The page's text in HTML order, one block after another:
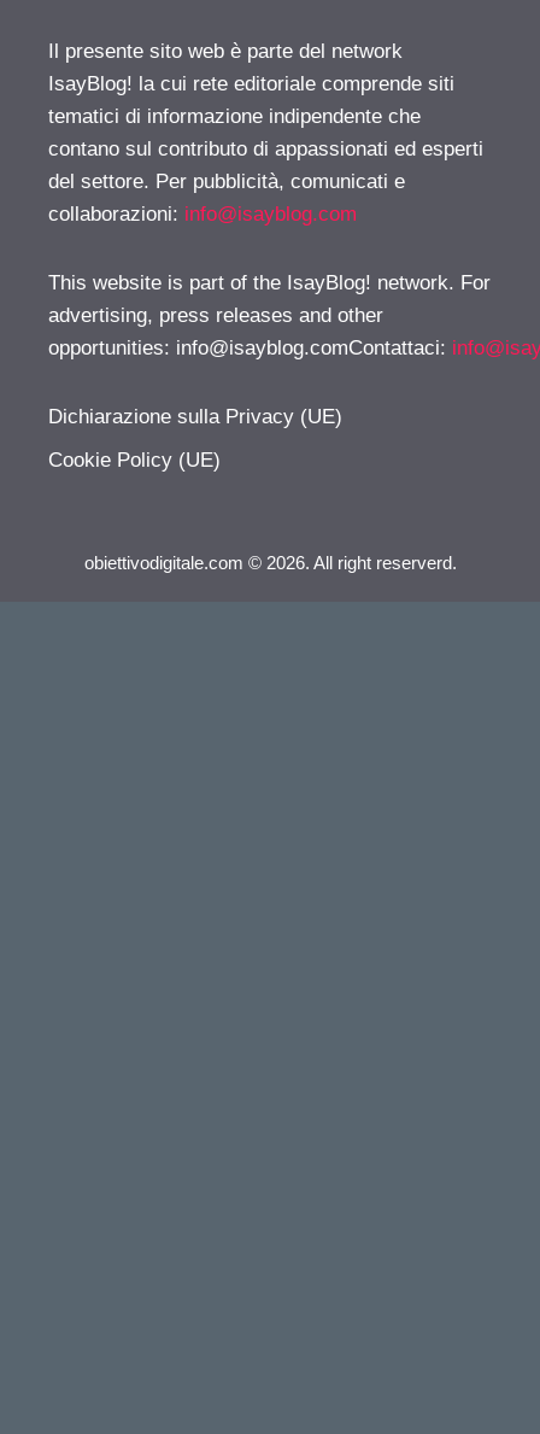
Il presente sito web è parte del network
IsayBlog! la cui rete editoriale comprende siti
tematici di informazione indipendente che
contano sul contributo di appassionati ed esperti
del settore. Per pubblicità, comunicati e
collaborazioni: info@isayblog.com
This website is part of the IsayBlog! network. For
advertising, press releases and other
opportunities: info@isayblog.comContattaci:
Dichiarazione sulla Privacy (UE)
Cookie Policy (UE)
obiettivodigitale.com © 2026. All right reserverd.